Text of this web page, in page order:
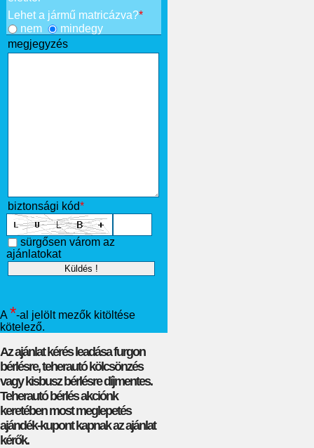
Lehet a jármű matricázva?*
nem
mindegy
megjegyzés
biztonsági kód*
sürgősen várom az
ajánlatokat
A *-al jelölt mezők kitöltése
kötelező.
Az ajánlat kérés leadása furgon
bérlésre, teherautó kölcsönzés
vagy kisbusz bérlésre díjmentes.
Teherautó bérlés akciónk
keretében most meglepetés
ajándék-kupont kapnak az ajánlat
kérők.